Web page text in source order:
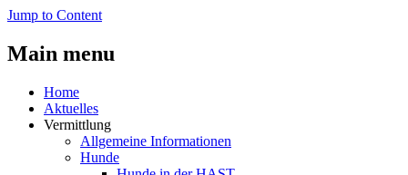
Jump to Content
Main menu
Home
Aktuelles
Vermittlung
Allgemeine Informationen
Hunde